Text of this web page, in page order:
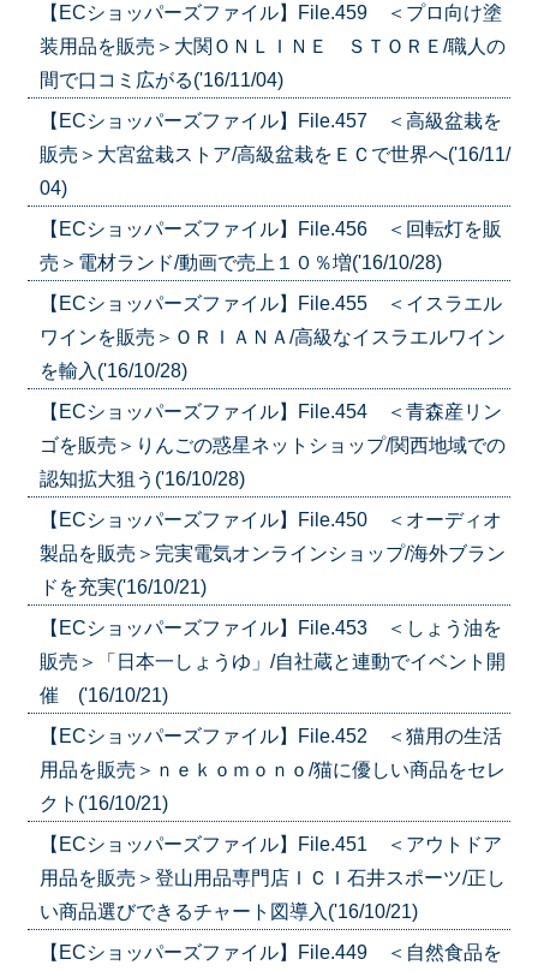
【ECショッパーズファイル】File.459 ＜プロ向け塗
装用品を販売＞大関ＯＮＬＩＮＥ ＳＴＯＲＥ/職人の
間で口コミ広がる('16/11/04)
【ECショッパーズファイル】File.457 ＜高級盆栽を
販売＞大宮盆栽ストア/高級盆栽をＥＣで世界へ('16/11/
04)
【ECショッパーズファイル】File.456 ＜回転灯を販
売＞電材ランド/動画で売上１０％増('16/10/28)
【ECショッパーズファイル】File.455 ＜イスラエル
ワインを販売＞ＯＲＩＡＮＡ/高級なイスラエルワイン
を輸入('16/10/28)
【ECショッパーズファイル】File.454 ＜青森産リン
ゴを販売＞りんごの惑星ネットショップ/関西地域での
認知拡大狙う('16/10/28)
【ECショッパーズファイル】File.450 ＜オーディオ
製品を販売＞完実電気オンラインショップ/海外ブラン
ドを充実('16/10/21)
【ECショッパーズファイル】File.453 ＜しょう油を
販売＞「日本一しょうゆ」/自社蔵と連動でイベント開
催 ('16/10/21)
【ECショッパーズファイル】File.452 ＜猫用の生活
用品を販売＞ｎｅｋｏｍｏｎｏ/猫に優しい商品をセレ
クト('16/10/21)
【ECショッパーズファイル】File.451 ＜アウトドア
用品を販売＞登山用品専門店ＩＣＩ石井スポーツ/正し
い商品選びできるチャート図導入('16/10/21)
【ECショッパーズファイル】File.449 ＜自然食品を